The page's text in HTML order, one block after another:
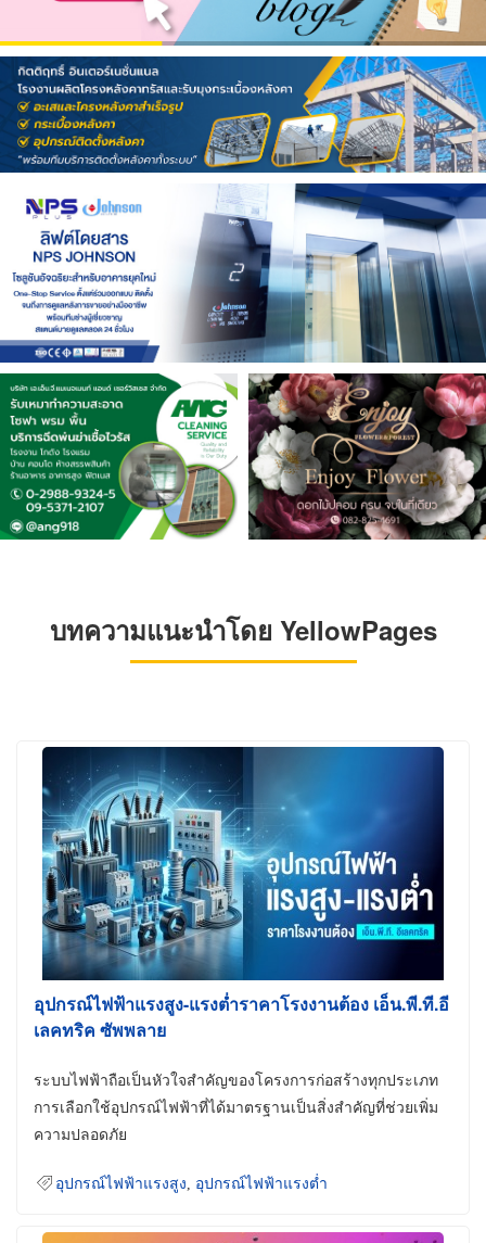
บทความแนะนำโดย YellowPages
อุปกรณ์ไฟฟ้าแรงสูง-แรงต่ำราคาโรงงานต้อง เอ็น.พี.ที.อี
เลคทริค ซัพพลาย
ระบบไฟฟ้าถือเป็นหัวใจสำคัญของโครงการก่อสร้างทุกประเภท
การเลือกใช้อุปกรณ์ไฟฟ้าที่ได้มาตรฐานเป็นสิ่งสำคัญที่ช่วยเพิ่ม
ความปลอดภัย
อุปกรณ์ไฟฟ้าแรงสูง อุปกรณ์ไฟฟ้าแรงต่ำ